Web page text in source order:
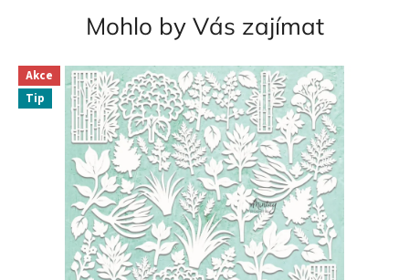
Mohlo by Vás zajímat
Akce
Tip